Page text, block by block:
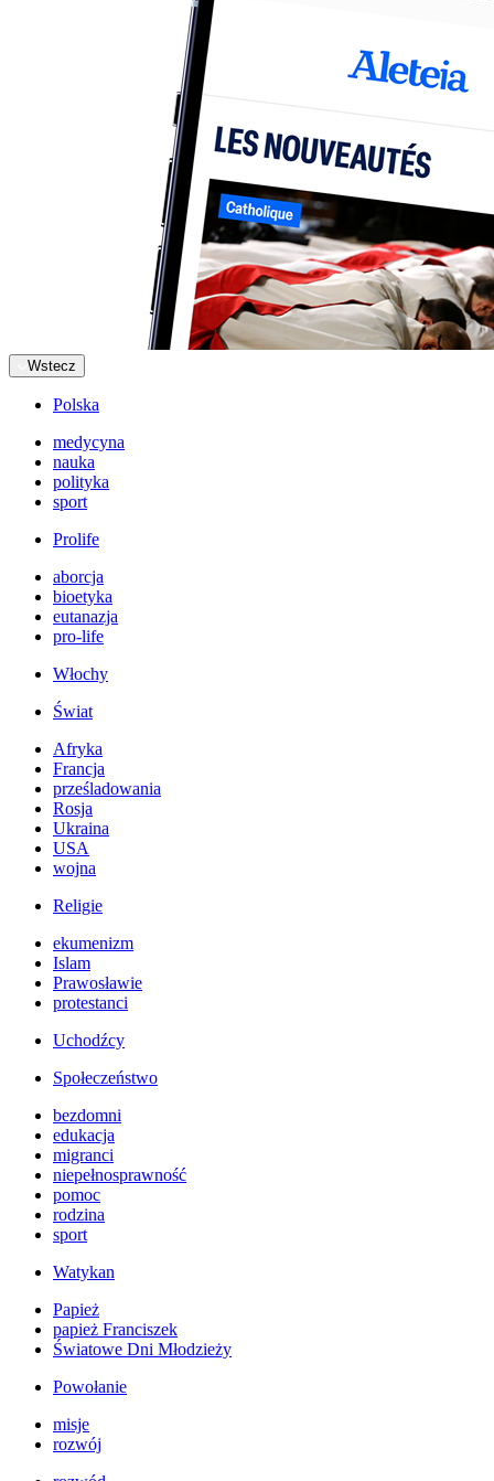
Wstecz
Polska
medycyna
nauka
polityka
sport
Prolife
aborcja
bioetyka
eutanazja
pro-life
Włochy
Świat
Afryka
Francja
prześladowania
Rosja
Ukraina
USA
wojna
Religie
ekumenizm
Islam
Prawosławie
protestanci
Uchodźcy
Społeczeństwo
bezdomni
edukacja
migranci
niepełnosprawność
pomoc
rodzina
sport
Watykan
Papież
papież Franciszek
Światowe Dni Młodzieży
Powołanie
misje
rozwój